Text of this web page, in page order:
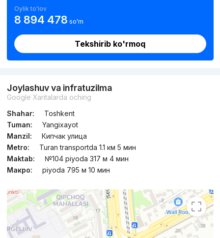
Oylik to'lov
8 894 478 soʻm
Tekshirib ko'rmoq
Joylashuv va infratuzilma
Google Xaritalarda oching
Shahar:
Toshkent
Tuman:
Yangixayot
Manzil:
Кипчак улица
Metro:
Turan transportda 1.1 км 5 мин
Maktab:
№104 piyoda 317 м 4 мин
Макро:
piyoda 795 м 10 мин